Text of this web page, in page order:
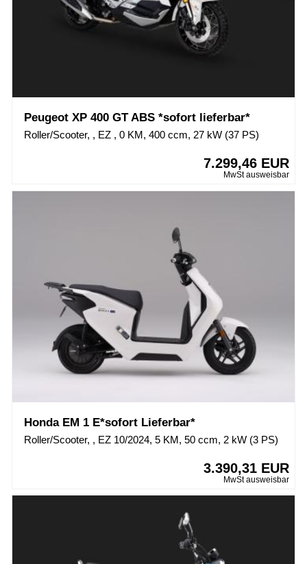
Peugeot XP 400 GT ABS *sofort lieferbar*
Roller/Scooter, , EZ , 0 KM, 400 ccm, 27 kW (37 PS)
7.299,46 EUR
MwSt ausweisbar
Honda EM 1 E*sofort Lieferbar*
Roller/Scooter, , EZ 10/2024, 5 KM, 50 ccm, 2 kW (3 PS)
3.390,31 EUR
MwSt ausweisbar